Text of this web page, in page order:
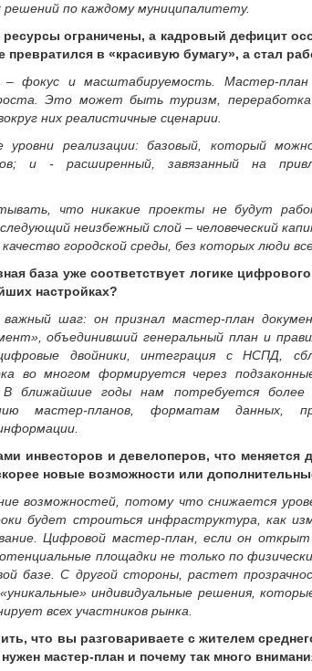
решений по каждому муниципалитету.
ограничены, а кадровый дефицит
превратился в «красивую бумагу», а стал
– фокус и масштабируемость. Мастер-
Это может быть туризм, переработка
них реалистичные сценарии.
реализации: базовый, который
и - расширенный, завязанный на
что никакие проекты не будут
неизбежный слой – человеческий
городской среды, без которых люди
база уже соответствует логике
настройках?
шаг: он признал мастер-план
объединивший генеральный план и
двойники, интеграция с НСПД,
во многом формируется через
ближайшие годы нам потребуется более
мастер-планов, форматам данных,
инвесторов и девелоперов, что меняется
новые возможности или
возможностей, потому что снижается
будет строиться инфраструктура, как
Цифровой мастер-план, если он
площадки не только по
базе. С другой стороны, растет
индивидуальные решения,
всех участников рынка.
что вы разговариваете с жителем
мастер-план и почему так много